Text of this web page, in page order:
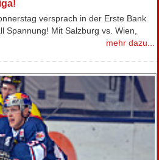
versprach in der Erste Bank
Spannung! Mit Salzburg vs. Wien,
mehr dazu...